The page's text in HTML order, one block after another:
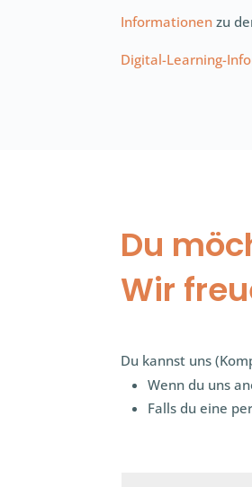
Informationen zu
Digital-Learning-
Du
Wir
Du kannst uns (
Wenn du uns
Falls du eine